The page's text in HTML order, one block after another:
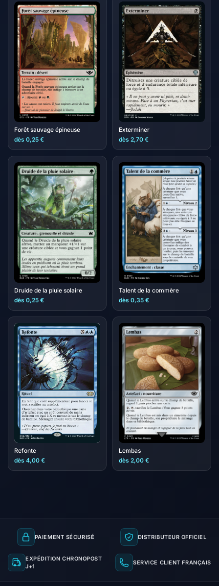
Forêt sauvage épineuse
dès 0,25 €
Exterminer
dès 2,70 €
Druide de la pluie solaire
dès 0,25 €
Talent de la commère
dès 0,35 €
Refonte
dès 4,00 €
Lembas
dès 2,00 €
PAIEMENT SÉCURISÉ DISTRIBUTEUR OFFICIEL
EXPÉDITION CHRONOPOST
J+1
SERVICE CLIENT FRANÇAIS